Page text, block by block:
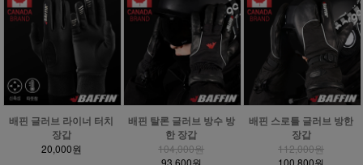
배핀 글러브 라이너 터치
장갑
20,000원
배핀 탈론 글러브 방수 방
한 장갑
104,000원
배핀 스로틀 글러브 방한
장갑
112,000원